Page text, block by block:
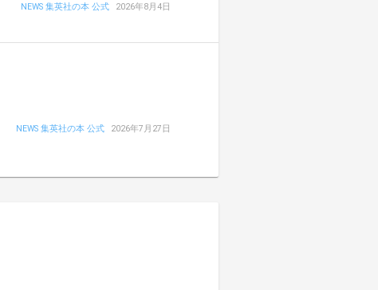
NEWS 集英社の本 公式 2026年8月4日
NEWS 集英社の本 公式 2026年7月27日